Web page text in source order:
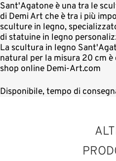
Sant'Agatone è una tra le
di Demi Art che è tra i più
sculture in legno,
di statuine in legno
La scultura in legno
natural per la misura 20 cm
shop online Demi-Art.com
Disponibile, tempo di